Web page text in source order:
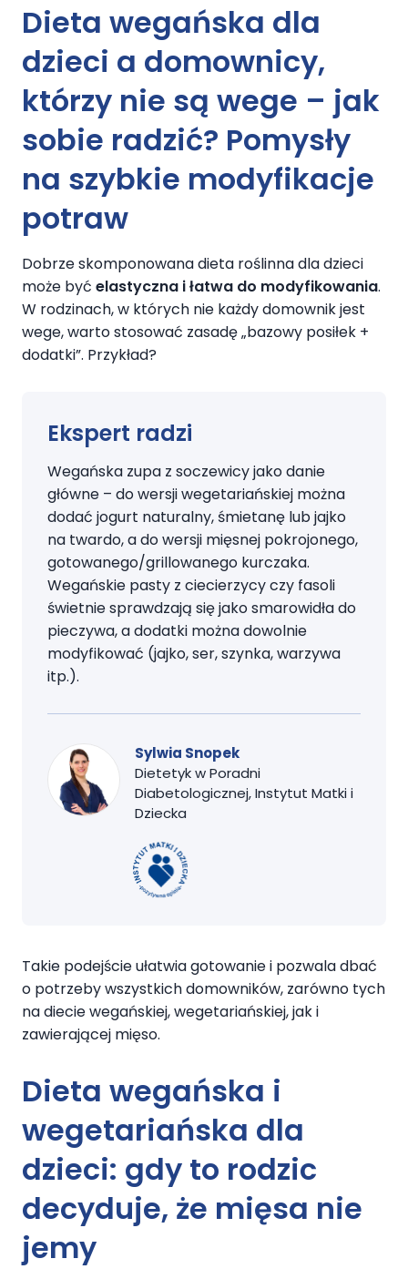
Dieta wegańska dla
dzieci a domownicy,
którzy nie są wege – jak
sobie radzić? Pomysły
na szybkie modyfikacje
potraw
Dobrze skomponowana dieta roślinna dla dzieci
może być elastyczna i łatwa do modyfikowania.
W rodzinach, w których nie każdy domownik jest
wege, warto stosować zasadę „bazowy posiłek +
dodatki”. Przykład?
Ekspert radzi
Wegańska zupa z soczewicy jako danie
główne – do wersji wegetariańskiej można
dodać jogurt naturalny, śmietanę lub jajko
na twardo, a do wersji mięsnej pokrojonego,
gotowanego/grillowanego kurczaka.
Wegańskie pasty z ciecierzycy czy fasoli
świetnie sprawdzają się jako smarowidła do
pieczywa, a dodatki można dowolnie
modyfikować (jajko, ser, szynka, warzywa
itp.).
Sylwia Snopek
Dietetyk w Poradni
Diabetologicznej, Instytut Matki i
Dziecka
Takie podejście ułatwia gotowanie i pozwala dbać
o potrzeby wszystkich domowników, zarówno tych
na diecie wegańskiej, wegetariańskiej, jak i
zawierającej mięso.
Dieta wegańska i
wegetariańska dla
dzieci: gdy to rodzic
decyduje, że mięsa nie
jemy